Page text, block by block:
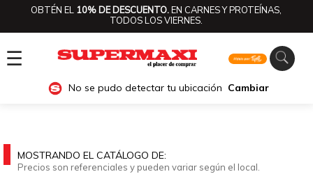
OBTÉN EL 10% DE DESCUENTO.EN CARNES Y PROTEÍNAS,
TODOS LOS VIERNES.
☰
No se pudo detectar tu ubicación Cambiar
MOSTRANDO EL CATÁLOGO DE:
Precios son referenciales y pueden variar según el local.